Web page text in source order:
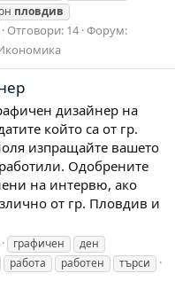
пловдив
Отговори: 14 Форум:
дизайнер на
който са от гр.
изпращайте вашето
Одобрените
на интервю, ако
от гр. Пловдив и
графичен
ден
работа работен търси